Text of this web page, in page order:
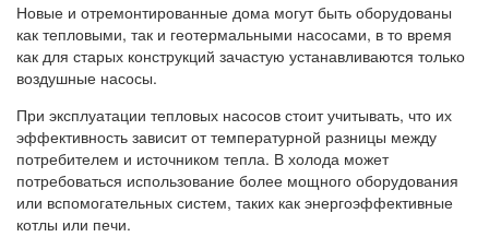
Новые и отремонтированные дома могут быть оборудованы
как тепловыми, так и геотермальными насосами, в то время
как для старых конструкций зачастую устанавливаются только
воздушные насосы.
При эксплуатации тепловых насосов стоит учитывать, что их
эффективность зависит от температурной разницы между
потребителем и источником тепла. В холода может
потребоваться использование более мощного оборудования
или вспомогательных систем, таких как энергоэффективные
котлы или печи.